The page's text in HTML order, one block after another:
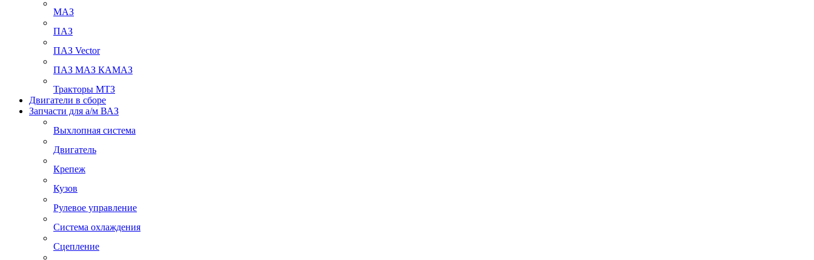
МАЗ
ПАЗ
ПАЗ Vector
ПАЗ МАЗ КАМАЗ
Тракторы МТЗ
Двигатели в сборе
Запчасти для а/м ВАЗ
Выхлопная система
Двигатель
Крепеж
Кузов
Рулевое управление
Система охлаждения
Сцепление